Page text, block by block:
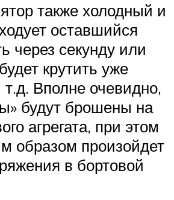
также холодный и
оставшийся
через секунду или
крутить уже
Вполне очевидно,
будут брошены на
агрегата, при этом
образом произойдет
в бортовой